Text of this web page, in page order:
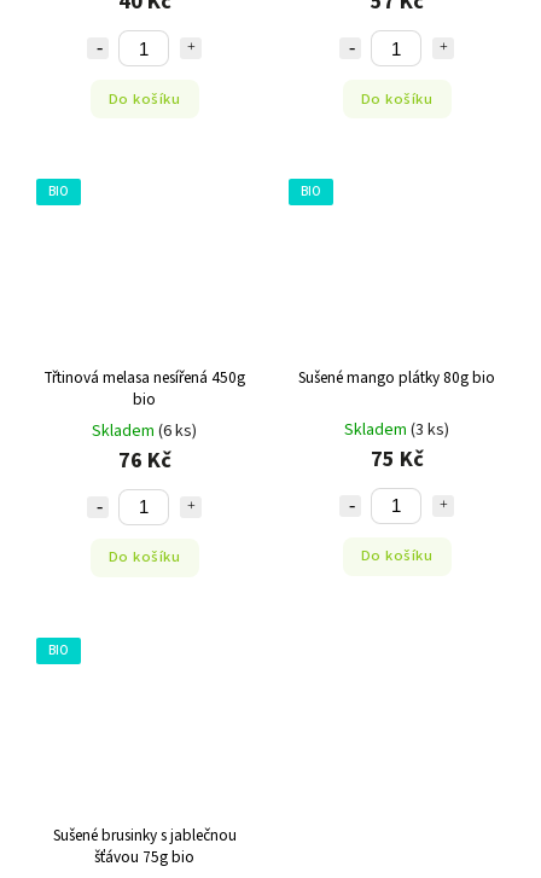
Do košíku Do košíku
BIO
Třtinová melasa nesířená 450g
bio
Skladem (6 ks)
76 Kč
Do košíku
BIO
Sušené mango plátky 80g bio
Skladem (3 ks)
75 Kč
Do košíku
BIO
Sušené brusinky s jablečnou
šťávou 75g bio